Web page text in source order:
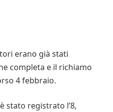
erano già stati
completa e il richiamo
4 febbraio.
stato registrato l’8,